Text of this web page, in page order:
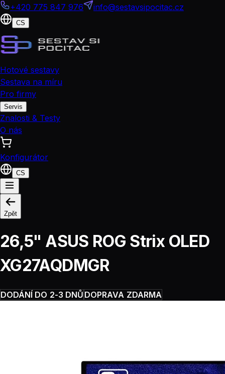
+420 775 847 976 info@sestavsipocitac.cz
CS
Hotové sestavy
Sestava na míru
Pro firmy
Servis
Znalosti & Testy
O nás
Konfigurátor
CS
Zpět
26,5" ASUS ROG Strix OLED
XG27AQDMGR
DODÁNÍ DO 2-3 DNŮ DOPRAVA ZDARMA